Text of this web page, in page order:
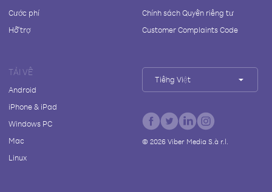
Cước phí
Hỗ trợ
Chính sách Quyền riêng tư
Customer Complaints Code
TẢI VỀ
Android
iPhone & iPad
Windows PC
Mac
Linux
Tiếng Việt
© 2026Viber Media S.à r.l.